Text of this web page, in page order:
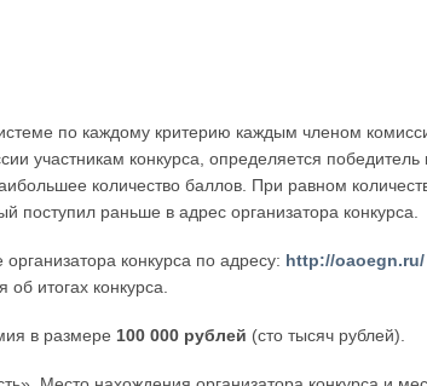
по каждому критерию каждым членом
участникам конкурса, определяется победитель
количество баллов. При равном
поступил раньше в адрес организатора конкурса.
конкурса по адресу: http://oaoegn.ru/
итогах конкурса.
в размере 100 000 рублей (сто тысяч рублей).